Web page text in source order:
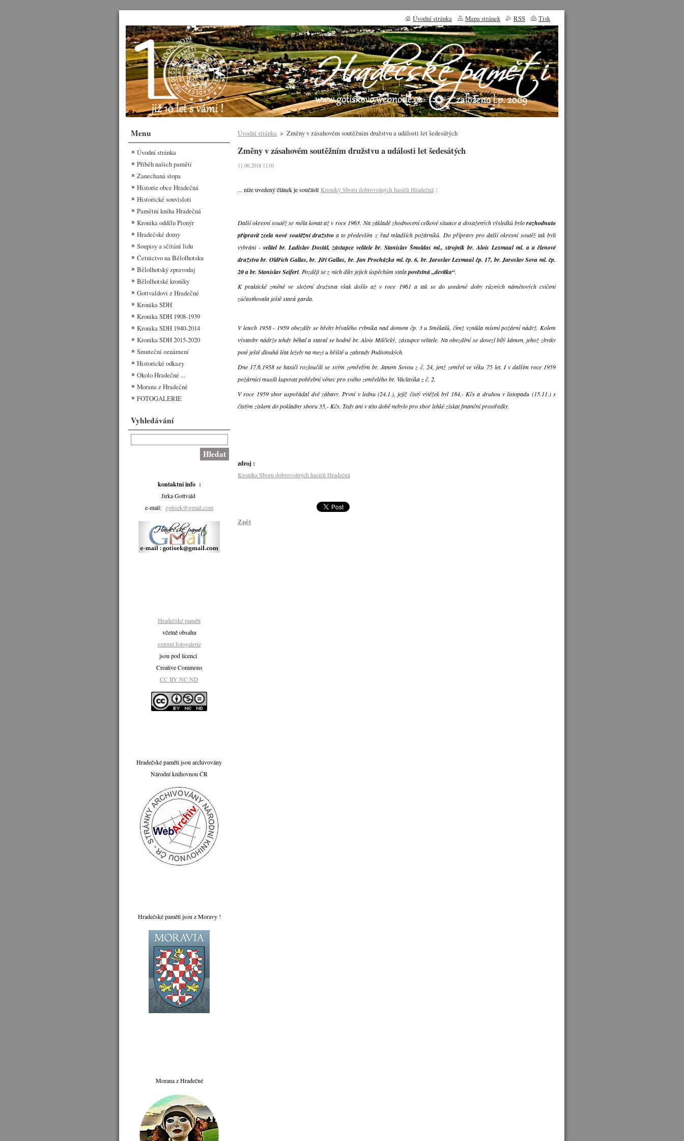
Úvodní stránka > Změny v zásahovém soutěžním družstvu a události let šedesátých
Změny v zásahovém soutěžním družstvu a události let šedesátých
11.06.2018 11:01
... níže uvedený článek je součástí Kroniky Sboru dobrovolných hasičů Hradečná :
Další okresní soutěž se měla konat až v roce 1963. Na základě zhodnocení celkové situace a dosažených výsledků bylorozhodnuto
připravit zcela nové soutěžní družstvoa to především z řad mladších požárníků. Do přípravy pro další okresní soutěž tak byli
vybráni - velitel br. Ladislav Dostál, zástupce velitele br. Stanislav Šmoldas ml., strojník br. Alois Lexmaul ml. a a členové
družstva br. Oldřich Gallas, br. Jiří Gallas, br. Jan Procházka ml. čp. 6, br. Jaroslav Lexmaul čp. 17, br. Jaroslav Sova ml. čp.
20 a br. Stanislav Seifert. Později se z nich díky jejich úspěchům stalapověstná „devítka“.
K praktické změně ve složení družstva však došlo až v roce 1961 a tak se do uvedené doby různých námětových cvičení
zúčastňovala ještě stará garda.
V letech 1958 - 1959 obezdily se břehy bývalého rybníka nad domem čp. 3 u Smékalů, čímž vznikla místní požární nádrž. Kolem
výstavby nádrže tehdy běhal a staral se hodně br. Alois Milčický, zástupce velitele. Na obezdění se dovezl bílý kámen, jehož zbytky
poté ještě dlouhá léta ležely na mezi u hřiště u zahrady Podivinských.
Dne 17.6.1958 se hasiči rozloučili se svým zemřelým br. Janem Sovou z č. 24, jenž zemřel ve věku 75 let. I v dalším roce 1959
požárníci musili kupovat pohřební věnec pro svého zemřelého br. Václavíka z č. 2.
V roce 1959 sbor uspořádal dvě zábavy. První v lednu (24.1.), jejíž čistý výtěžek byl 184,- Kčs a druhou v listopadu (15.11.) s
čistým ziskem do pokladny sboru 35,- Kčs. Tedy ani v této době nebylo pro sbor lehké získat finanční prostředky.
zdroj :
Kronika Sboru dobrovolných hasičů Hradečná
Zpět
Menu
Úvodní stránka
Příběh našich pamětí
Zanechaná stopa
Historie obce Hradečná
Historické souvisloti
Pamětní kniha Hradečná
Kronika oddílu Pionýr
Hradečské domy
Soupisy a sčítání lidu
Četnictvo na Bělolhotsku
Bělolhotský zpravodaj
Bělolhotské kroniky
Gottvaldovi z Hradečné
Kronika SDH
Kronika SDH 1908-1939
Kronika SDH 1940-2014
Kronika SDH 2015-2020
Smuteční oznámení
Historické odkazy
Okolo Hradečné ...
Morana z Hradečné
FOTOGALERIE
Vyhledávání
kontaktní info :
Jirka Gottvald
e-mail: gotisek@gmail.com
Hradečské paměti
včetně obsahu
externí fotogalerie
jsou pod licencí
Creative Commons
CC BY NC ND
Hradečské paměti jsou archivovány
Národní knihovnou ČR
Hradečské paměti jsou z Moravy !
Morana z Hradečné
Úvodní stránka Mapa stránek RSS Tisk